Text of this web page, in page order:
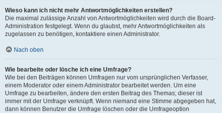
Wieso kann ich nicht mehr Antwortmöglichkeiten erstellen?
Die maximal zulässige Anzahl von Antwortmöglichkeiten wird durch die Board-
Administration festgelegt. Wenn du glaubst, mehr Antwortmöglichkeiten als
zugelassen zu benötigen, kontaktiere einen Administrator.
Nach oben
Wie bearbeite oder lösche ich eine Umfrage?
Wie bei den Beiträgen können Umfragen nur vom ursprünglichen Verfasser,
einem Moderator oder einem Administrator bearbeitet werden. Um eine
Umfrage zu bearbeiten, ändere den ersten Beitrag des Themas; dieser ist
immer mit der Umfrage verknüpft. Wenn niemand eine Stimme abgegeben hat,
dann können Benutzer die Umfrage löschen oder die Umfrageoption